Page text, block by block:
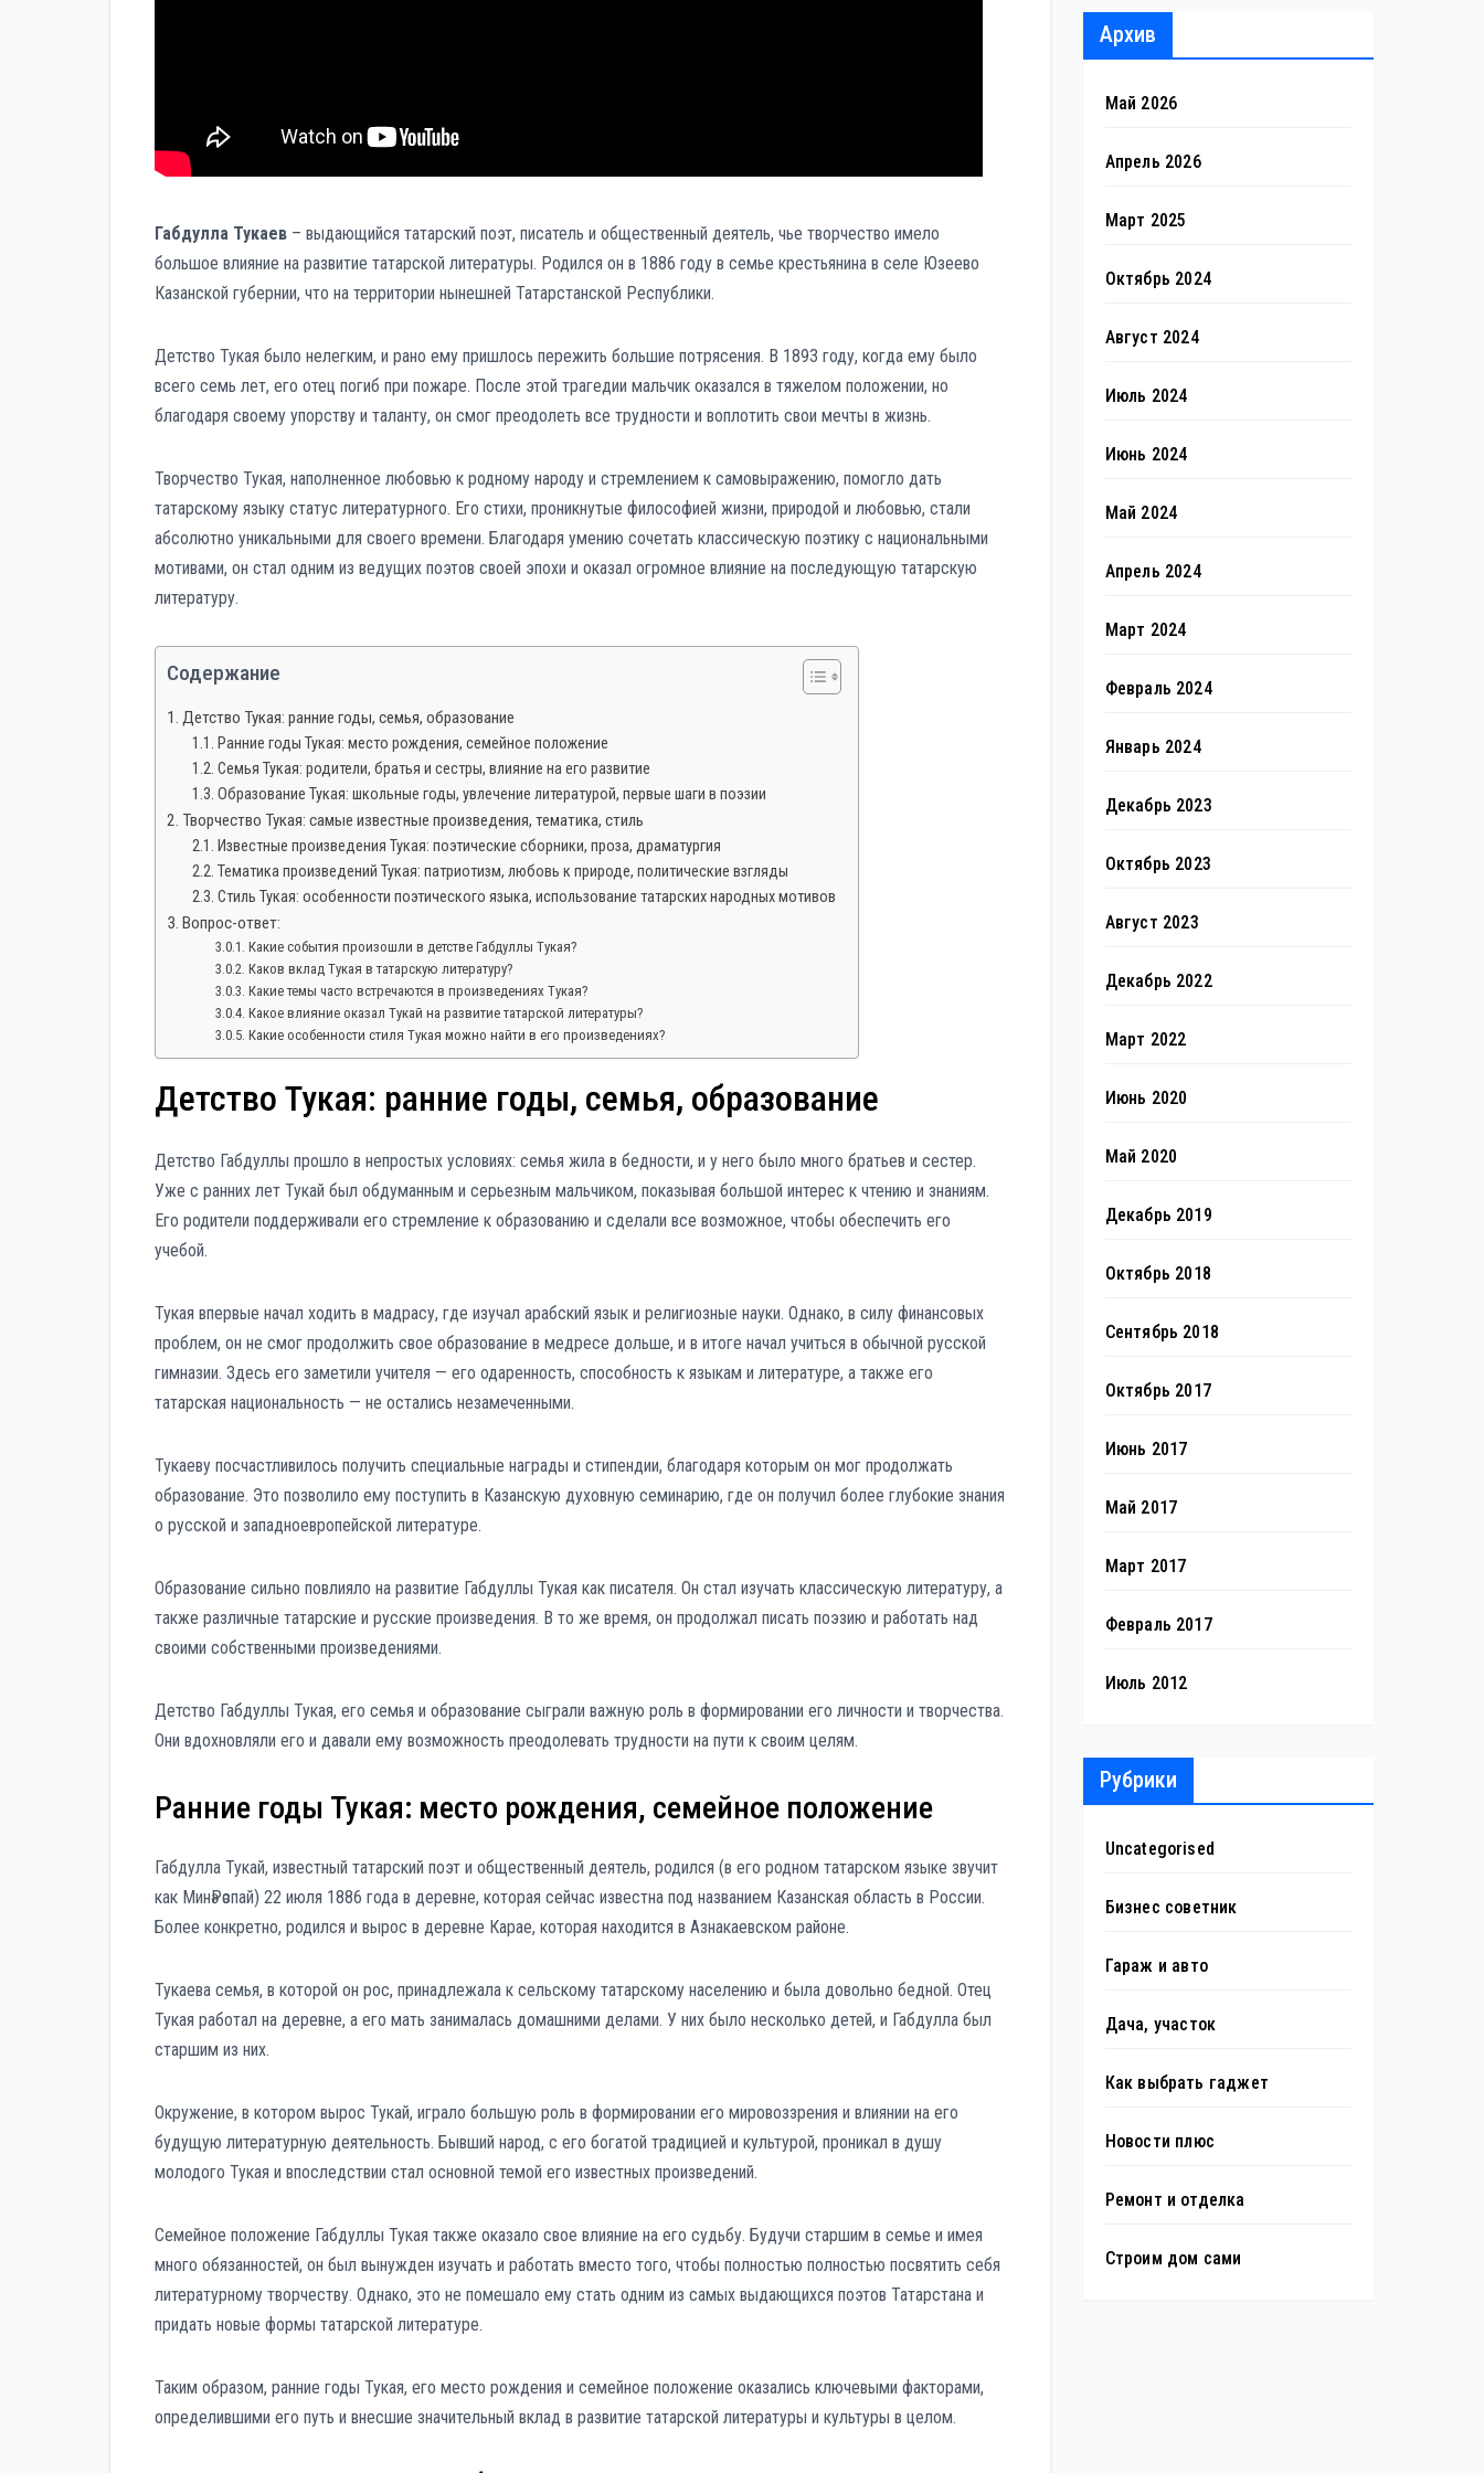
Габдулла Тукаев – выдающийся татарский поэт, писатель и общественный деятель, чье творчество имело
большое влияние на развитие татарской литературы. Родился он в 1886 году в семье крестьянина в селе Юзеево
Казанской губернии, что на территории нынешней Татарстанской Республики.
Детство Тукая было нелегким, и рано ему пришлось пережить большие потрясения. В 1893 году, когда ему было
всего семь лет, его отец погиб при пожаре. После этой трагедии мальчик оказался в тяжелом положении, но
благодаря своему упорству и таланту, он смог преодолеть все трудности и воплотить свои мечты в жизнь.
Творчество Тукая, наполненное любовью к родному народу и стремлением к самовыражению, помогло дать
татарскому языку статус литературного. Его стихи, проникнутые философией жизни, природой и любовью, стали
абсолютно уникальными для своего времени. Благодаря умению сочетать классическую поэтику с национальными
мотивами, он стал одним из ведущих поэтов своей эпохи и оказал огромное влияние на последующую татарскую
литературу.
Содержание
Детство Тукая: ранние годы, семья, образование
Ранние годы Тукая: место рождения, семейное положение
Семья Тукая: родители, братья и сестры, влияние на его развитие
Образование Тукая: школьные годы, увлечение литературой, первые шаги в поэзии
Творчество Тукая: самые известные произведения, тематика, стиль
Известные произведения Тукая: поэтические сборники, проза, драматургия
Тематика произведений Тукая: патриотизм, любовь к природе, политические взгляды
Стиль Тукая: особенности поэтического языка, использование татарских народных мотивов
Вопрос-ответ:
Какие события произошли в детстве Габдуллы Тукая?
Каков вклад Тукая в татарскую литературу?
Какие темы часто встречаются в произведениях Тукая?
Какое влияние оказал Тукай на развитие татарской литературы?
Какие особенности стиля Тукая можно найти в его произведениях?
Детство Тукая: ранние годы, семья, образование
Детство Габдуллы прошло в непростых условиях: семья жила в бедности, и у него было много братьев и сестер.
Уже с ранних лет Тукай был обдуманным и серьезным мальчиком, показывая большой интерес к чтению и знаниям.
Его родители поддерживали его стремление к образованию и сделали все возможное, чтобы обеспечить его
учебой.
Тукая впервые начал ходить в мадрасу, где изучал арабский язык и религиозные науки. Однако, в силу финансовых
проблем, он не смог продолжить свое образование в медресе дольше, и в итоге начал учиться в обычной русской
гимназии. Здесь его заметили учителя — его одаренность, способность к языкам и литературе, а также его
татарская национальность — не остались незамеченными.
Тукаеву посчастливилось получить специальные награды и стипендии, благодаря которым он мог продолжать
образование. Это позволило ему поступить в Казанскую духовную семинарию, где он получил более глубокие знания
о русской и западноевропейской литературе.
Образование сильно повлияло на развитие Габдуллы Тукая как писателя. Он стал изучать классическую литературу, а
также различные татарские и русские произведения. В то же время, он продолжал писать поэзию и работать над
своими собственными произведениями.
Детство Габдуллы Тукая, его семья и образование сыграли важную роль в формировании его личности и творчества.
Они вдохновляли его и давали ему возможность преодолевать трудности на пути к своим целям.
Ранние годы Тукая: место рождения, семейное положение
Габдулла Тукай, известный татарский поэт и общественный деятель, родился (в его родном татарском языке звучит
как МинәРәспай) 22 июля 1886 года в деревне, которая сейчас известна под названием Казанская область в России.
Более конкретно, родился и вырос в деревне Карае, которая находится в Азнакаевском районе.
Тукаева семья, в которой он рос, принадлежала к сельскому татарскому населению и была довольно бедной. Отец
Тукая работал на деревне, а его мать занималась домашними делами. У них было несколько детей, и Габдулла был
старшим из них.
Окружение, в котором вырос Тукай, играло большую роль в формировании его мировоззрения и влиянии на его
будущую литературную деятельность. Бывший народ, с его богатой традицией и культурой, проникал в душу
молодого Тукая и впоследствии стал основной темой его известных произведений.
Семейное положение Габдуллы Тукая также оказало свое влияние на его судьбу. Будучи старшим в семье и имея
много обязанностей, он был вынужден изучать и работать вместо того, чтобы полностью полностью посвятить себя
литературному творчеству. Однако, это не помешало ему стать одним из самых выдающихся поэтов Татарстана и
придать новые формы татарской литературе.
Таким образом, ранние годы Тукая, его место рождения и семейное положение оказались ключевыми факторами,
определившими его путь и внесшие значительный вклад в развитие татарской литературы и культуры в целом.
Архив
Май 2026
Апрель 2026
Март 2025
Октябрь 2024
Август 2024
Июль 2024
Июнь 2024
Май 2024
Апрель 2024
Март 2024
Февраль 2024
Январь 2024
Декабрь 2023
Октябрь 2023
Август 2023
Декабрь 2022
Март 2022
Июнь 2020
Май 2020
Декабрь 2019
Октябрь 2018
Сентябрь 2018
Октябрь 2017
Июнь 2017
Май 2017
Март 2017
Февраль 2017
Июль 2012
Рубрики
Uncategorised
Бизнес советник
Гараж и авто
Дача, участок
Как выбрать гаджет
Новости плюс
Ремонт и отделка
Строим дом сами